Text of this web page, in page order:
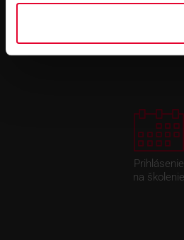
Pre zákazníkov s
objednávkach nad
DOPRAVA
Prihlásenie
na školenie